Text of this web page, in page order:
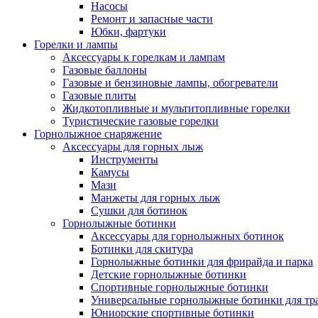
Насосы
Ремонт и запасные части
Юбки, фартуки
Горелки и лампы
Аксессуары к горелкам и лампам
Газовые баллоны
Газовые и бензиновые лампы, обогреватели
Газовые плиты
Жидкотопливные и мультитопливные горелки
Туристические газовые горелки
Горнолыжное снаряжение
Аксессуары для горных лыж
Инструменты
Камусы
Мази
Манжеты для горных лыж
Сушки для ботинок
Горнолыжные ботинки
Аксессуары для горнолыжных ботинок
Ботинки для скитура
Горнолыжные ботинки для фрирайда и парка
Детские горнолыжные ботинки
Спортивные горнолыжные ботинки
Универсальные горнолыжные ботинки для
Юниорские спортивные ботинки